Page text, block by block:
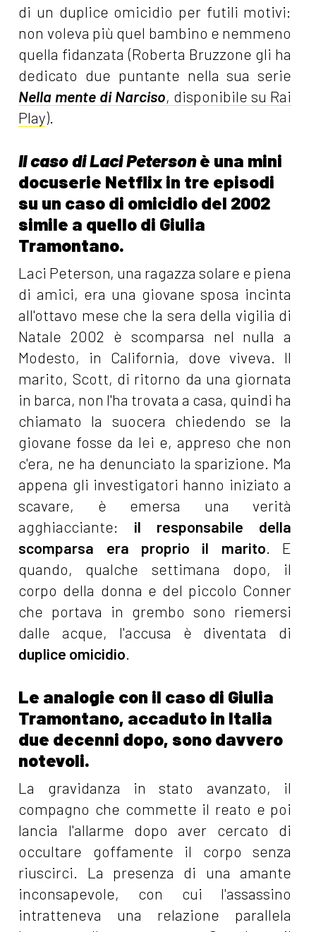
di un duplice omicidio per futili motivi:
non voleva più quel bambino e nemmeno
quella fidanzata (Roberta Bruzzone gli ha
dedicato due puntante nella sua serie
Nella mente di Narciso, disponibile su Rai
Play).
Il caso di Laci Petersonè una mini
docuserie Netflix in tre episodi
su un caso di omicidio del 2002
simile a quello di Giulia
Tramontano.
Laci Peterson, una ragazza solare e piena
di amici, era una giovane sposa incinta
all'ottavo mese che la sera della vigilia di
Natale 2002 è scomparsa nel nulla a
Modesto, in California, dove viveva. Il
marito, Scott, di ritorno da una giornata
in barca, non l'ha trovata a casa, quindi ha
chiamato la suocera chiedendo se la
giovane fosse da lei e, appreso che non
c'era, ne ha denunciato la sparizione. Ma
appena gli investigatori hanno iniziato a
scavare, è emersa una verità
agghiacciante: il responsabile della
scomparsa era proprio il marito . E
quando, qualche settimana dopo, il
corpo della donna e del piccolo Conner
che portava in grembo sono riemersi
dalle acque, l'accusa è diventata di
duplice omicidio
Le analogie con il caso di Giulia
Tramontano, accaduto in Italia
due decenni dopo, sono davvero
notevoli.
La gravidanza in stato avanzato, il
compagno che commette il reato e poi
lancia l'allarme dopo aver cercato di
occultare goffamente il corpo senza
riuscirci. La presenza di una amante
inconsapevole, con cui l'assassino
intratteneva una relazione parallela